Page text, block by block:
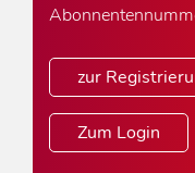
zur
Zum Login